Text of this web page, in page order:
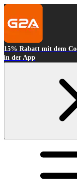
15% Rabatt mit dem
in der App